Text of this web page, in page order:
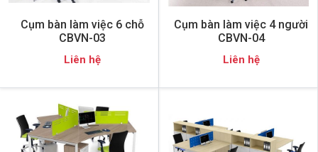
Cụm bàn làm việc 6 chỗ
CBVN-03
Liên hệ
Cụm bàn làm việc 4 người
CBVN-04
Liên hệ